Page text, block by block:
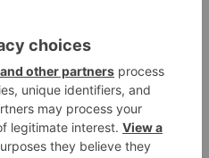
Santiago Lencina, nuevo
refuerzo del Burgos CF para la
temporada 2026/27